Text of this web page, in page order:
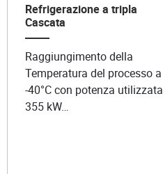
Refrigerazione a tripla
Cascata
Raggiungimento della
Temperatura del processo a
-40°C con potenza utilizzata
355 kW…